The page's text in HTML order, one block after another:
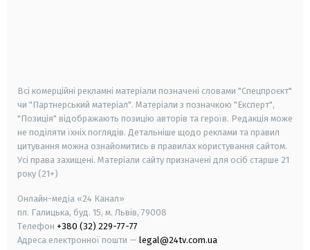
Всі комерційні рекламні матеріали позначені словами "Спецпроєкт"
чи "Партнерський матеріал". Матеріали з позначкою "Експерт",
"Позиція" відображають позицію авторів та героїв. Редакція може
не поділяти їхніх поглядів. Детальніше щодо реклами та правил
цитування можна ознайомитись в правилах користування сайтом.
Усі права захищені. Матеріали сайту призначені для осіб старше 21
року (21+)
Онлайн-медіа «24 Канал»
пл. Галицька, буд. 15, м. Львів, 79008
Телефон +380 (32) 229-77-77
Адреса електронної пошти — legal@24tv.com.ua